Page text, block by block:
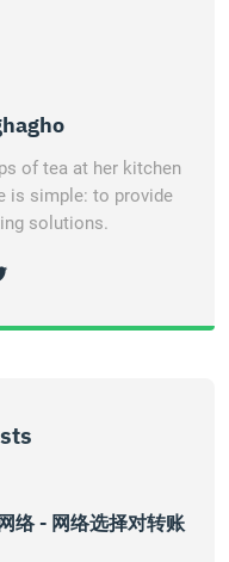
of tea at her kitchen
is simple: to provide
solutions.
络 - 网络选择对转账